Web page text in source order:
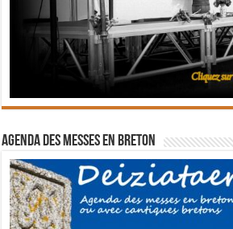
Agenda des messes en breton